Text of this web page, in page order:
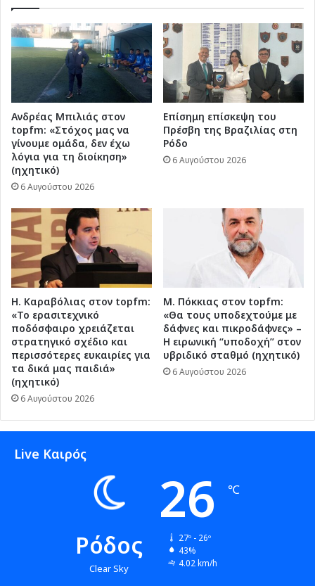
Ανδρέας Μπιλιάς στον
topfm: «Στόχος μας να
γίνουμε ομάδα, δεν έχω
λόγια για τη διοίκηση»
(ηχητικό)
6 Αυγούστου 2026
Επίσημη επίσκεψη του
Πρέσβη της Βραζιλίας στη
Ρόδο
6 Αυγούστου 2026
Η. Καραβόλιας στον topfm:
«Το ερασιτεχνικό
ποδόσφαιρο χρειάζεται
στρατηγικό σχέδιο και
περισσότερες ευκαιρίες για
τα δικά μας παιδιά»
(ηχητικό)
6 Αυγούστου 2026
Μ. Πόκκιας στον topfm:
«Θα τους υποδεχτούμε με
δάφνες και πικροδάφνες» –
Η ειρωνική “υποδοχή” στον
υβριδικό σταθμό (ηχητικό)
6 Αυγούστου 2026
Live Καιρός
Ρόδος
Clear Sky
26 ℃
27º - 26º
43%
4.02 km/h